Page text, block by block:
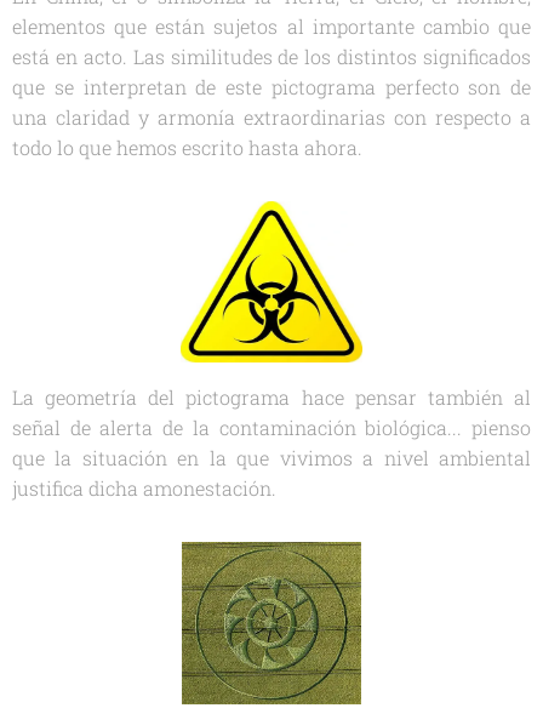
elementos que están sujetos al importante cambio que
está en acto. Las similitudes de los distintos significados
que se interpretan de este pictograma perfecto son de
una claridad y armonía extraordinarias con respecto a
todo lo que hemos escrito hasta ahora.
La geometría del pictograma hace pensar también al
señal de alerta de la contaminación biológica... pienso
que la situación en la que vivimos a nivel ambiental
justifica dicha amonestación.